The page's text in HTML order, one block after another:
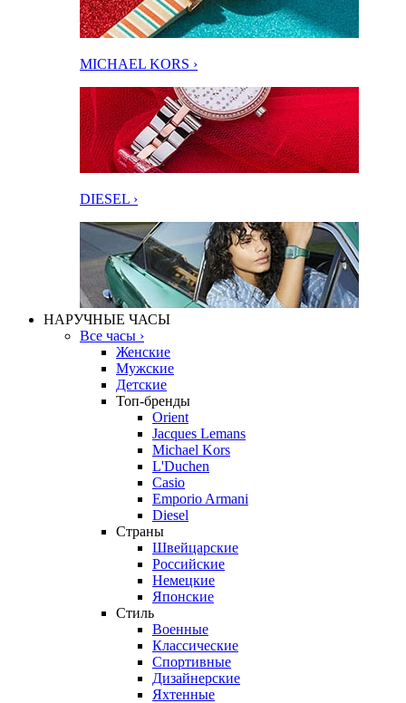
MICHAEL KORS ›
DIESEL ›
НАРУЧНЫЕ ЧАСЫ
Все часы ›
Женские
Мужские
Детские
Топ-бренды
Orient
Jacques Lemans
Michael Kors
L'Duchen
Casio
Emporio Armani
Diesel
Страны
Швейцарские
Российские
Немецкие
Японские
Стиль
Военные
Классические
Спортивные
Дизайнерские
Яхтенные